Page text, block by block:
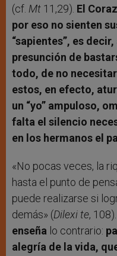
(cf. Mt 11,29). El
por eso no sienten
“sapientes”, es
presunción de
todo, de no
estos, en efecto,
un “yo” ampuloso,
falta el silencio
en los hermanos el
«No pocas veces, la
hasta el punto de
puede realizarse si
demás» (Dilexi te, 108).
enseña lo contrario:
alegría de la vida,